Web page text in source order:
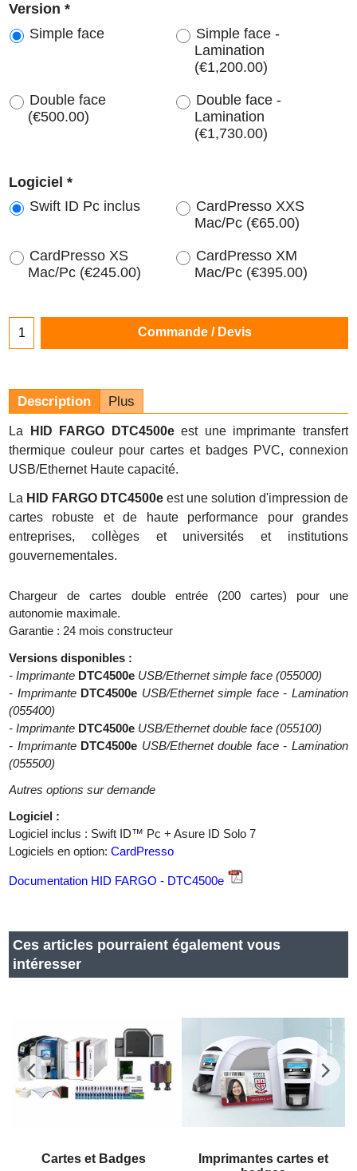
Version *
Simple face
Simple face -
Lamination
(€1,200.00)
Double face
(€500.00)
Double face -
Lamination
(€1,730.00)
Logiciel *
Swift ID Pc inclus
CardPresso XXS
Mac/Pc (€65.00)
CardPresso XS
Mac/Pc (€245.00)
CardPresso XM
Mac/Pc (€395.00)
Commande / Devis
Description Plus
La HID FARGO DTC4500eest une imprimante transfert
thermique couleur pour cartes et badges PVC, connexion
USB/Ethernet Haute capacité.
La HID FARGO DTC4500e est une solution d'impression de
cartes robuste et de haute performance pour grandes
entreprises, collèges et universités et institutions
gouvernementales.
Chargeur de cartes double entrée (200 cartes) pour une
autonomie maximale.
Garantie : 24 mois constructeur
Versions disponibles :
- Imprimante DTC4500e USB/Ethernet simple face (055000)
- Imprimante DTC4500e USB/Ethernet simple face - Lamination
(055400)
- Imprimante DTC4500e USB/Ethernet double face (055100)
- Imprimante DTC4500e USB/Ethernet double face - Lamination
(055500)
Autres options sur demande
Logiciel :
Logiciel inclus : Swift ID™ Pc + Asure ID Solo 7
Logiciels en option: CardPresso
Documentation HID FARGO - DTC4500e
Ces articles pourraient également vous
intéresser
Cartes et Badges
Imprimantes cartes et